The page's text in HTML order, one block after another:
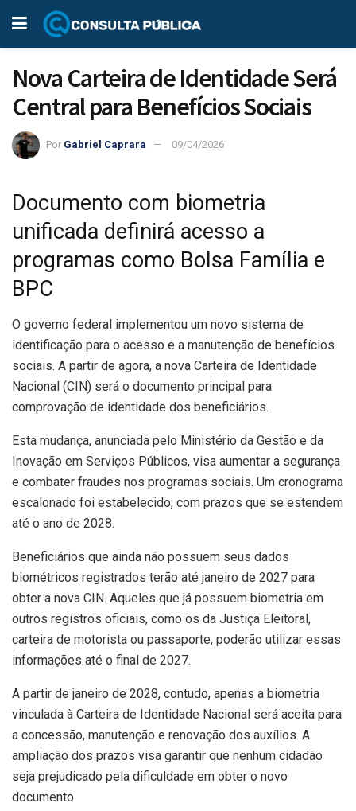
Nova Carteira de Identidade Será
Central para Benefícios Sociais
Por Gabriel Caprara 09/04/2026
Documento com biometria
unificada definirá acesso a
programas como Bolsa Família e
BPC
O governo federal implementou um novo sistema de
identificação para o acesso e a manutenção de benefícios
sociais. A partir de agora, a nova Carteira de Identidade
Nacional (CIN) será o documento principal para
comprovação de identidade dos beneficiários.
Esta mudança, anunciada pelo Ministério da Gestão e da
Inovação em Serviços Públicos, visa aumentar a segurança
e combater fraudes nos programas sociais. Um cronograma
escalonado foi estabelecido, com prazos que se estendem
até o ano de 2028.
Beneficiários que ainda não possuem seus dados
biométricos registrados terão até janeiro de 2027 para
obter a nova CIN. Aqueles que já possuem biometria em
outros registros oficiais, como os da Justiça Eleitoral,
carteira de motorista ou passaporte, poderão utilizar essas
informações até o final de 2027.
A partir de janeiro de 2028, contudo, apenas a biometria
vinculada à Carteira de Identidade Nacional será aceita para
a concessão, manutenção e renovação dos auxílios. A
ampliação dos prazos visa garantir que nenhum cidadão
seja prejudicado pela dificuldade em obter o novo
documento.